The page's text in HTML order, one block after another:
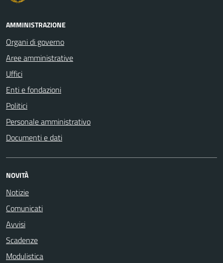
AMMINISTRAZIONE
Organi di governo
Aree amministrative
Uffici
Enti e fondazioni
Politici
Personale amministrativo
Documenti e dati
NOVITÀ
Notizie
Comunicati
Avvisi
Scadenze
Modulistica